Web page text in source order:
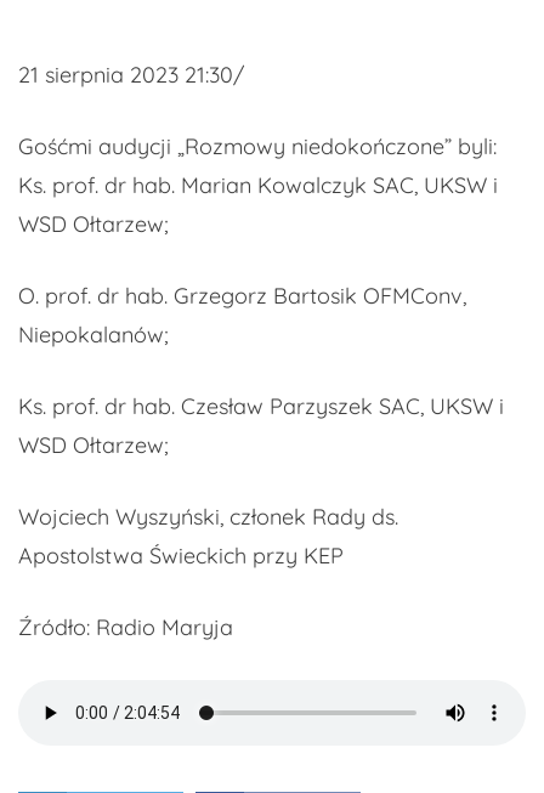
21 sierpnia 2023 21:30/
Gośćmi audycji „Rozmowy niedokończone” byli:
Ks. prof. dr hab. Marian Kowalczyk SAC, UKSW i
WSD Ołtarzew;
O. prof. dr hab. Grzegorz Bartosik OFMConv,
Niepokalanów;
Ks. prof. dr hab. Czesław Parzyszek SAC, UKSW i
WSD Ołtarzew;
Wojciech Wyszyński, członek Rady ds.
Apostolstwa Świeckich przy KEP
Źródło: Radio Maryja